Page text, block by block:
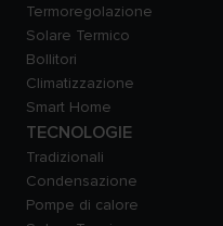
Termoregolazione
Solare Termico
Bollitori
Climatizzazione
Smart Home
TECNOLOGIE
Tradizionali
Condensazione
Pompe di calore